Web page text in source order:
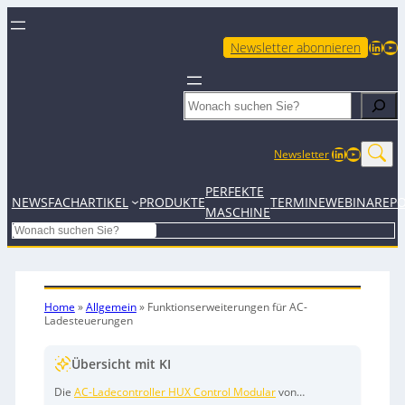
Newsletter abonnieren LinkedIn YouTube
Search
NewsletterLinkedIn
NEWSFACHARTIKEL PRODUKTE
PERFEKTE
MASCHINE
TERMINEWEBINARE
Search
Home »Allgemein» Funktionserweiterungen für AC-
Ladesteuerungen
Übersicht mit KI
DieAC-Ladecontroller HUX Control Modularvon